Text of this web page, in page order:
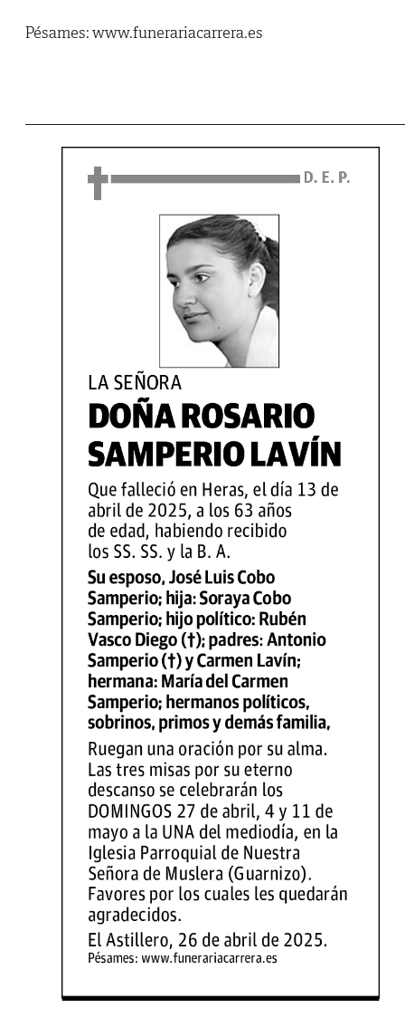
Pésames: www.funerariacarrera.es